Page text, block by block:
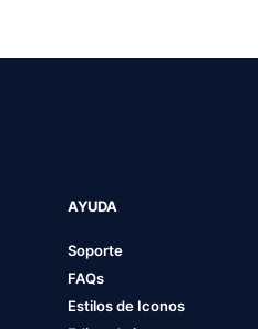
AYUDA
Soporte
FAQs
Estilos de Iconos